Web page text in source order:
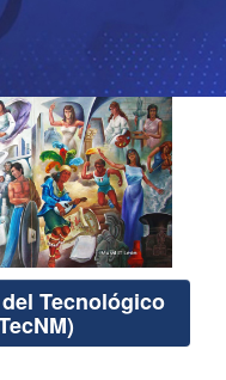
Tecnológico